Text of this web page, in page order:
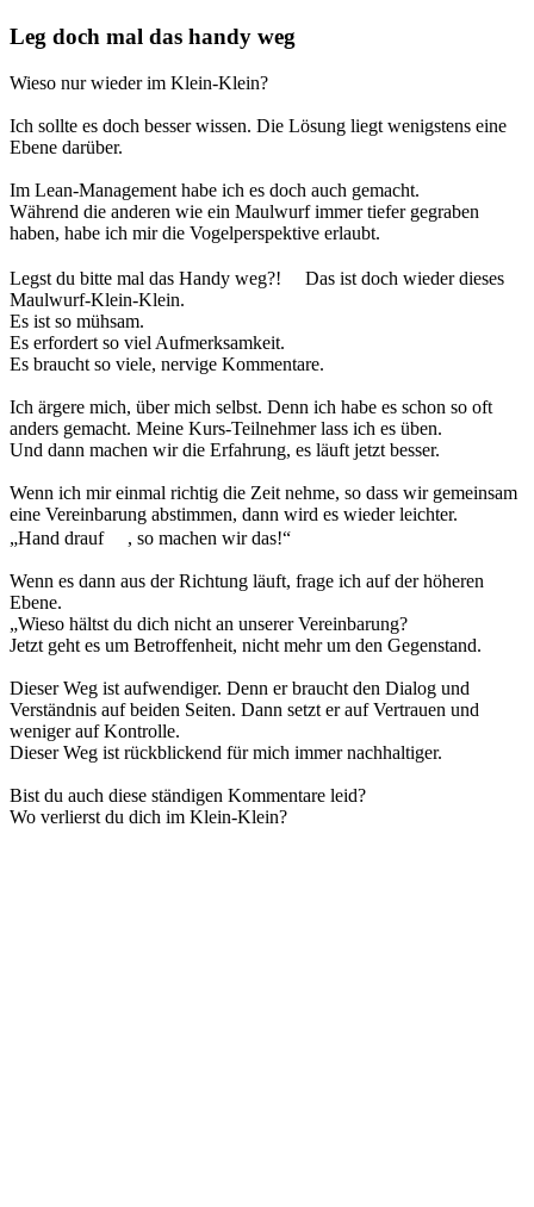
Leg doch mal das handy weg
Wieso nur wieder im Klein-Klein?
Ich sollte es doch besser wissen. Die Lösung liegt wenigstens eine
Ebene darüber.
Im Lean-Management habe ich es doch auch gemacht.
Während die anderen wie ein Maulwurf immer tiefer gegraben
haben, habe ich mir die Vogelperspektive erlaubt.
Legst du bitte mal das Handy weg?!
Das ist doch wieder dieses
Maulwurf-Klein-Klein.
Es ist so mühsam.
Es erfordert so viel Aufmerksamkeit.
Es braucht so viele, nervige Kommentare.
Ich ärgere mich, über mich selbst. Denn ich habe es schon so oft
anders gemacht. Meine Kurs-Teilnehmer lass ich es üben.
Und dann machen wir die Erfahrung, es läuft jetzt besser.
Wenn ich mir einmal richtig die Zeit nehme, so dass wir gemeinsam
eine Vereinbarung abstimmen, dann wird es wieder leichter.
„Hand drauf
, so machen wir das!“
Wenn es dann aus der Richtung läuft, frage ich auf der höheren
Ebene.
„Wieso hältst du dich nicht an unserer Vereinbarung?
Jetzt geht es um Betroffenheit, nicht mehr um den Gegenstand.
Dieser Weg ist aufwendiger. Denn er braucht den Dialog und
Verständnis auf beiden Seiten. Dann setzt er auf Vertrauen und
weniger auf Kontrolle.
Dieser Weg ist rückblickend für mich immer nachhaltiger.
Bist du auch diese ständigen Kommentare leid?
Wo verlierst du dich im Klein-Klein?